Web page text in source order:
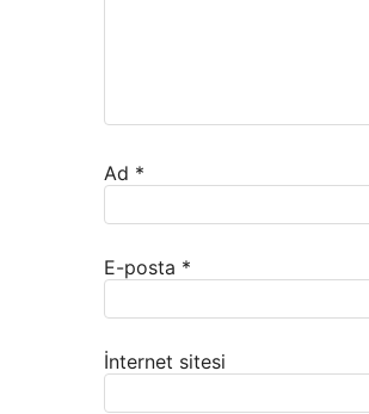
Ad *
E-posta *
İnternet sitesi